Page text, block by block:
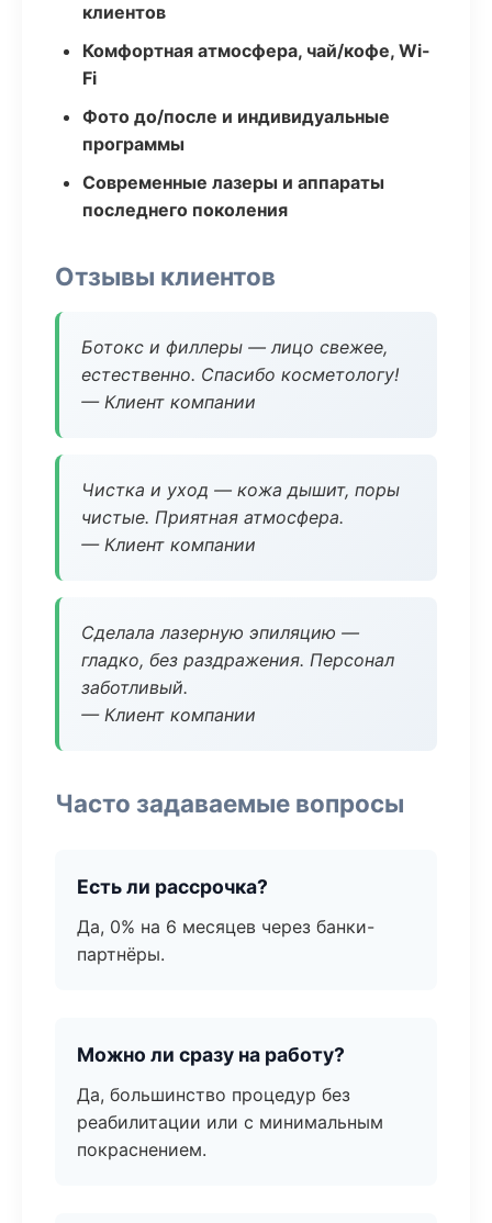
клиентов
Комфортная атмосфера, чай/кофе, Wi-
Fi
Фото до/после и индивидуальные
программы
Современные лазеры и аппараты
последнего поколения
Отзывы клиентов
Ботокс и филлеры — лицо свежее,
естественно. Спасибо косметологу!
— Клиент компании
Чистка и уход — кожа дышит, поры
чистые. Приятная атмосфера.
— Клиент компании
Сделала лазерную эпиляцию —
гладко, без раздражения. Персонал
заботливый.
— Клиент компании
Часто задаваемые вопросы
Есть ли рассрочка?
Да, 0% на 6 месяцев через банки-
партнёры.
Можно ли сразу на работу?
Да, большинство процедур без
реабилитации или с минимальным
покраснением.